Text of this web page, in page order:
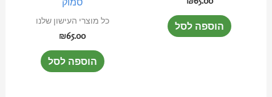
הוספה לסל כל מוצרי העישון שלנו
₪65.00
הוספה לסל